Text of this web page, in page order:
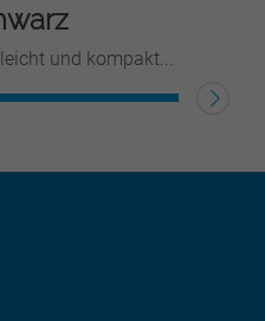
und kompakt...
6 8 7 0